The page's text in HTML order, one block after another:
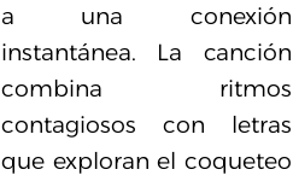
a una conexión
instantánea. La canción
combina ritmos
contagiosos con letras
que exploran el coqueteo